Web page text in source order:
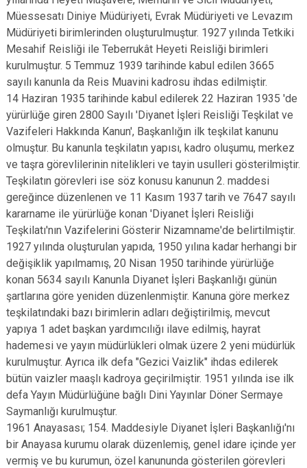
Müessesatı Diniye Müdüriyeti, Evrak Müdüriyeti ve Levazım
Müdüriyeti birimlerinden oluşturulmuştur. 1927 yılında Tetkiki
Mesahif Reisliği ile Teberrukât Heyeti Reisliği birimleri
kurulmuştur. 5 Temmuz 1939 tarihinde kabul edilen 3665
sayılı kanunla da Reis Muavini kadrosu ihdas edilmiştir.
14 Haziran 1935 tarihinde kabul edilerek 22 Haziran 1935 'de
yürürlüğe giren 2800 Sayılı 'Diyanet İşleri Reisliği Teşkilat ve
Vazifeleri Hakkında Kanun', Başkanlığın ilk teşkilat kanunu
olmuştur. Bu kanunla teşkilatın yapısı, kadro oluşumu, merkez
ve taşra görevlilerinin nitelikleri ve tayin usulleri gösterilmiştir.
Teşkilatın görevleri ise söz konusu kanunun 2. maddesi
gereğince düzenlenen ve 11 Kasım 1937 tarih ve 7647 sayılı
kararname ile yürürlüğe konan 'Diyanet İşleri Reisliği
Teşkilatı'nın Vazifelerini Gösterir Nizamname'de belirtilmiştir.
1927 yılında oluşturulan yapıda, 1950 yılına kadar herhangi bir
değişiklik yapılmamış, 20 Nisan 1950 tarihinde yürürlüğe
konan 5634 sayılı Kanunla Diyanet İşleri Başkanlığı günün
şartlarına göre yeniden düzenlenmiştir. Kanuna göre merkez
teşkilatındaki bazı birimlerin adları değiştirilmiş, mevcut
yapıya 1 adet başkan yardımcılığı ilave edilmiş, hayrat
hademesi ve yayın müdürlükleri olmak üzere 2 yeni müdürlük
kurulmuştur. Ayrıca ilk defa "Gezici Vaizlik" ihdas edilerek
bütün vaizler maaşlı kadroya geçirilmiştir. 1951 yılında ise ilk
defa Yayın Müdürlüğüne bağlı Dini Yayınlar Döner Sermaye
Saymanlığı kurulmuştur.
1961 Anayasası; 154. Maddesiyle Diyanet İşleri Başkanlığı'nı
bir Anayasa kurumu olarak düzenlemiş, genel idare içinde yer
vermiş ve bu kurumun, özel kanununda gösterilen görevleri